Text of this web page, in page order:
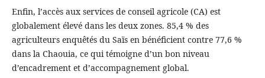
Enfin, l’accès aux services de conseil agricole (CA) est
globalement élevé dans les deux zones. 85,4 % des
agriculteurs enquêtés du Saïs en bénéficient contre 77,6 %
dans la Chaouia, ce qui témoigne d’un bon niveau
d’encadrement et d’accompagnement global.